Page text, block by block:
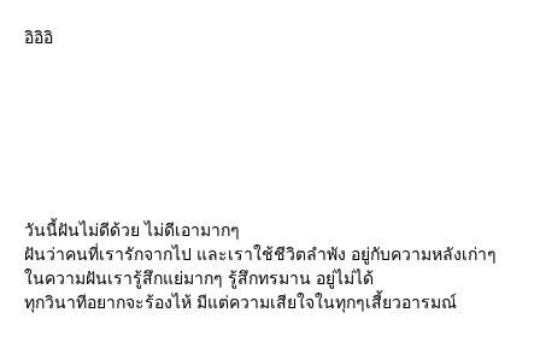
อิอิอิ
วันนี้ฝันไม่ดีด้วย ไม่ดีเอามากๆ
ฝันว่าคนที่เรารักจากไป และเราใช้ชีวิตลำพัง อยู่กับความหลังเก่าๆ
นความฝันเรารู้สึกแย่มากๆ รู้สึกทรมาน อยู่ไม่ได้
ทุกวินาทีอยากจะร้องไห้ มีแต่ความเสียใจในทุกๆเสี้ยวอารมณ์